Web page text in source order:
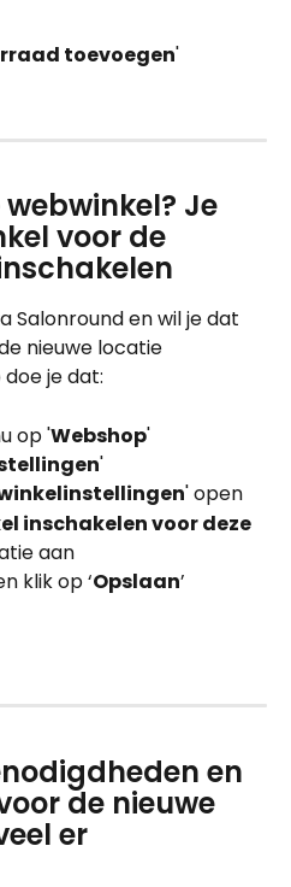
toevoegen'
Je
voor de
Salonround en wil je dat
nieuwe locatie
je dat:
op 'Webshop'
'
' open
inschakelen voor deze
aan
klik op ‘Opslaan’
en
de nieuwe
er